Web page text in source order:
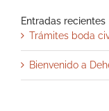
Entradas recientes
Trámites boda
Bienvenido a